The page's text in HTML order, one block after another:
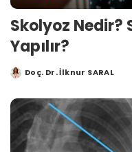
Skolyoz Nedir?
Yapılır?
PostedDoç. Dr. İlknur SARAL